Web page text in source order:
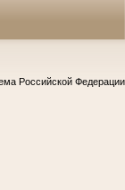
Российской